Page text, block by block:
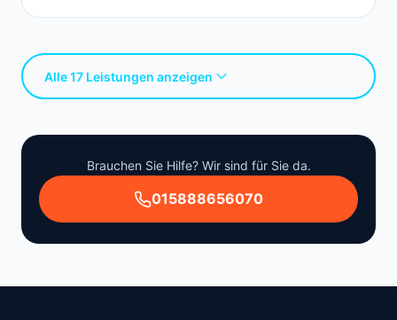
Alle 17 Leistungen anzeigen
Brauchen Sie Hilfe? Wir sind für Sie da.
015888656070